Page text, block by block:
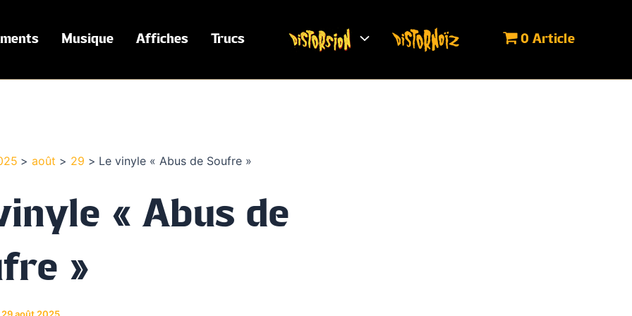
Musique Affiches Trucs 0 Article
août 29 Le vinyle « Abus de Soufre »
« Abus de
»